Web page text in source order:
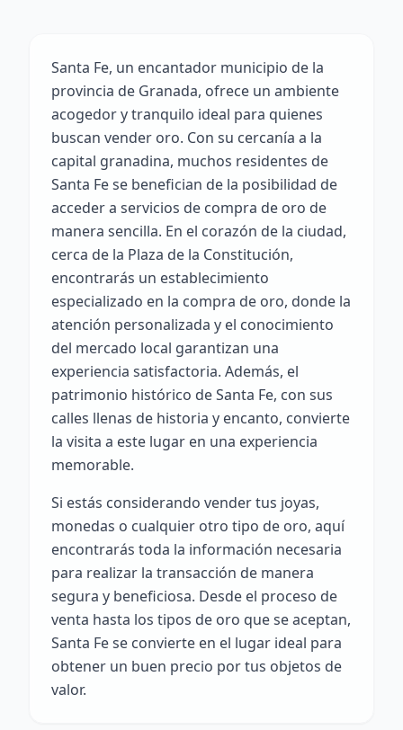
Santa Fe, un encantador municipio de la
provincia de Granada, ofrece un ambiente
acogedor y tranquilo ideal para quienes
buscan vender oro. Con su cercanía a la
capital granadina, muchos residentes de
Santa Fe se benefician de la posibilidad de
acceder a servicios de compra de oro de
manera sencilla. En el corazón de la ciudad,
cerca de la Plaza de la Constitución,
encontrarás un establecimiento
especializado en la compra de oro, donde la
atención personalizada y el conocimiento
del mercado local garantizan una
experiencia satisfactoria. Además, el
patrimonio histórico de Santa Fe, con sus
calles llenas de historia y encanto, convierte
la visita a este lugar en una experiencia
memorable.
Si estás considerando vender tus joyas,
monedas o cualquier otro tipo de oro, aquí
encontrarás toda la información necesaria
para realizar la transacción de manera
segura y beneficiosa. Desde el proceso de
venta hasta los tipos de oro que se aceptan,
Santa Fe se convierte en el lugar ideal para
obtener un buen precio por tus objetos de
valor.